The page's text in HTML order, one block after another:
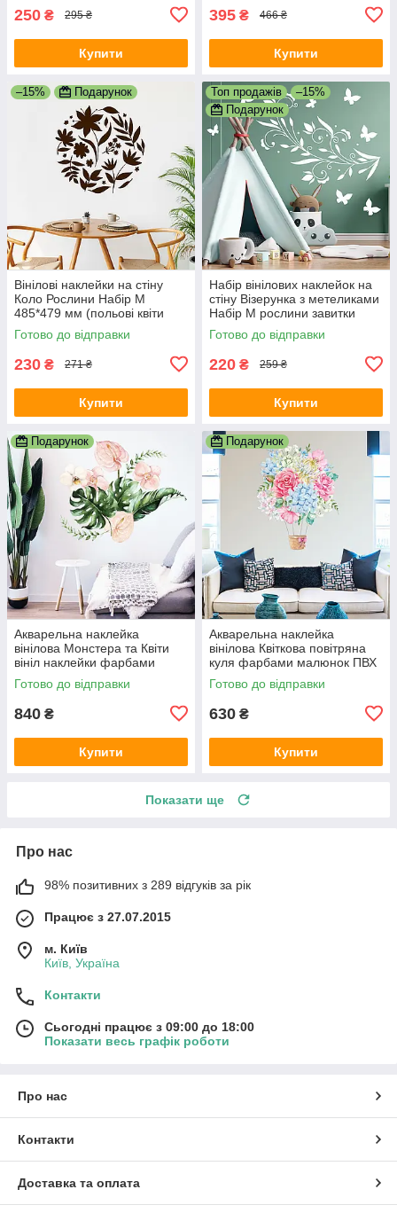
250 ₴ 295 ₴
Купити
395 ₴ 466 ₴
Купити
–15% Подарунок
Вінілові наклейки на стіну
Коло Рослини Набір M
485*479 мм (польові квіти
сфера) матова Коричневий
Готово до відправки
230 ₴ 271 ₴
Купити
Топ продажів
–15%
Подарунок
Набір вінілових наклейок на
стіну Візерунка з метеликами
Набір М рослини завитки
Happy Pocket матова Білий
Готово до відправки
220 ₴ 259 ₴
Купити
Подарунок
Акварельна наклейка
вінілова Монстера та Квіти
вініл наклейки фарбами
малюнок ПВХ 1000х1200мм
матова
Готово до відправки
840 ₴
Купити
Подарунок
Акварельна наклейка
вінілова Квіткова повітряна
куля фарбами малюнок ПВХ
540х700мм матова
Готово до відправки
630 ₴
Купити
Показати ще
Про нас
98% позитивних з 289 відгуків за рік
Працює з 27.07.2015
м. Київ
Київ, Україна
Контакти
Сьогодні працює з 09:00 до 18:00
Показати весь графік роботи
Про нас
Контакти
Доставка та оплата